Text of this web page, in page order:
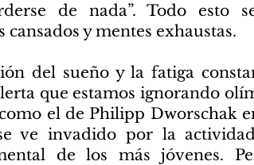
de nada”. Todo esto
y mentes exhaustas.
del sueño y la fatiga
que estamos ignorando
el de Philipp Dworschak
ve invadido por la
de los más jóvenes.